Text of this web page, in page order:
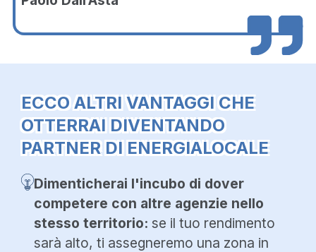
ECCO ALTRI VANTAGGI CHE
OTTERRAI DIVENTANDO
PARTNER DI ENERGIALOCALE
Dimenticherai l'incubo di dover
competere con altre agenzie nello
stesso territorio: se il tuo rendimento
sarà alto, ti assegneremo una zona in